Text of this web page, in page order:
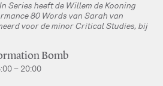
Series heeft de Willem de Kooning
80 Words van Sarah van
voor de minor Critical Studies, bij
Bomb
– 20:00